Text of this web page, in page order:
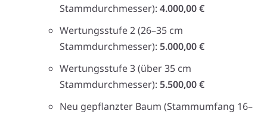
Stammdurchmesser): 4.000,00 €
Wertungsstufe 2 (26–35 cm
Stammdurchmesser): 5.000,00 €
Wertungsstufe 3 (über 35 cm
Stammdurchmesser): 5.500,00 €
Neu gepflanzter Baum (Stammumfang 16–